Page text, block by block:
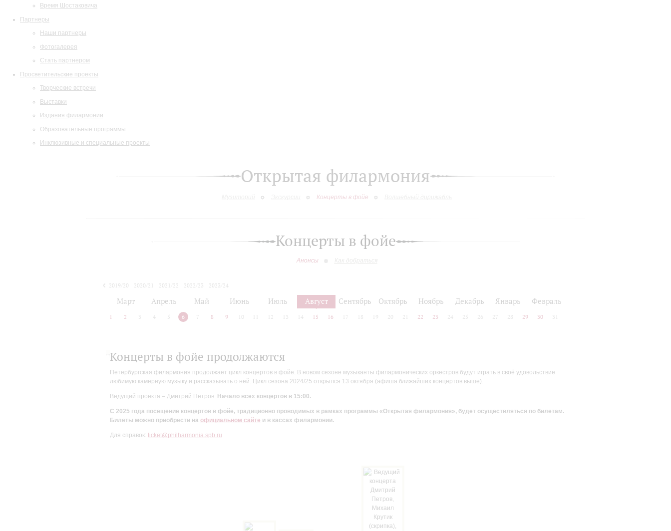
Время Шостаковича
Партнеры
Наши партнеры
Фотогалерея
Стать партнером
Просветительские проекты
Творческие встречи
Выставки
Издания филармонии
Образовательные программы
Инклюзивные и специальные проекты
Открытая филармония
Концерты в фойе
Концерты в фойе
Анонсы Как добраться
2019/20 2020/21 2021/22 2022/23
2023/24
Март Апрель Май Июнь Июль Август Сентябрь Октябрь Ноябрь Декабрь Январь Февраль
1 2 3 4 5 6 7 8 9 10 12 13 14 15 16 17 18 19 20 21 22 23 24 25 26 27 28 29 30 31
Концерты в фойе продолжаются
Петербургская филармония продолжает цикл концертов в фойе. В новом сезоне музыканты филармонических оркестров будут играть в своё удовольствие
любимую камерную музыку и рассказывать о ней. Цикл сезона 2024/25 открылся 13 октября (афиша ближайших концертов выше).
Ведущий проекта – Дмитрий Петров. Начало всех концертов в 15:00.
С 2025 года посещение концертов в фойе, традиционно проводимых в рамках программы «Открытая филармония», будет осуществляться по билетам.
Билеты можно приобрести на официальном сайте и в кассах филармонии.
Для справок: ticket@philharmonia.spb.ru